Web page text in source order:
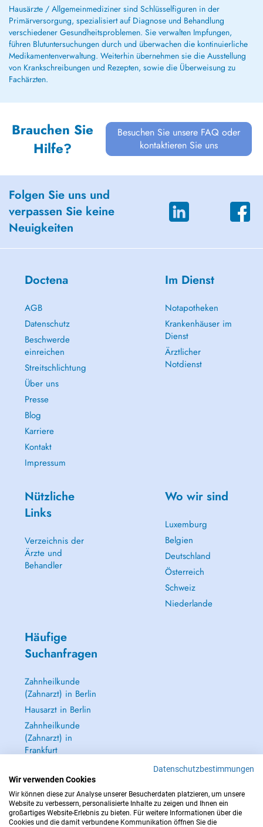
Hausärzte / Allgemeinmediziner sind Schlüsselfiguren in der
Primärversorgung, spezialisiert auf Diagnose und Behandlung
verschiedener Gesundheitsproblemen. Sie verwalten Impfungen,
führen Blutuntersuchungen durch und überwachen die kontinuierliche
Medikamentenverwaltung. Weiterhin übernehmen sie die Ausstellung
von Krankschreibungen und Rezepten, sowie die Überweisung zu
Fachärzten.
Brauchen Sie
Hilfe?
Besuchen Sie unsere FAQ oder
kontaktieren Sie uns
Folgen Sie uns und
verpassen Sie keine
Neuigkeiten
Doctena
AGB
Datenschutz
Beschwerde
einreichen
Streitschlichtung
Über uns
Presse
Blog
Karriere
Kontakt
Impressum
Im Dienst
Notapotheken
Krankenhäuser im
Dienst
Ärztlicher
Notdienst
Nützliche
Links
Verzeichnis der
Ärzte und
Behandler
Wo wir sind
Luxemburg
Belgien
Deutschland
Österreich
Schweiz
Niederlande
Häufige
Suchanfragen
Zahnheilkunde
(Zahnarzt) in Berlin
Hausarzt in Berlin
Zahnheilkunde
(Zahnarzt) in
Frankfurt
(Hautarzt) in
Frankfurt
Alle anzeigen →
Datenschutzbestimmungen
Wir verwenden Cookies
Wir können diese zur Analyse unserer Besucherdaten platzieren, um unsere
Website zu verbessern, personalisierte Inhalte zu zeigen und Ihnen ein
großartiges Website-Erlebnis zu bieten. Für weitere Informationen über die
Cookies und die damit verbundene Kommunikation öffnen Sie die